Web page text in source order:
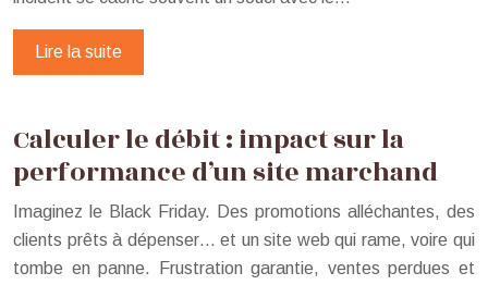
Lire la suite
Calculer le débit : impact sur la
performance d’un site marchand
Imaginez le Black Friday. Des promotions alléchantes, des
clients prêts à dépenser… et un site web qui rame, voire qui
tombe en panne. Frustration garantie, ventes perdues et